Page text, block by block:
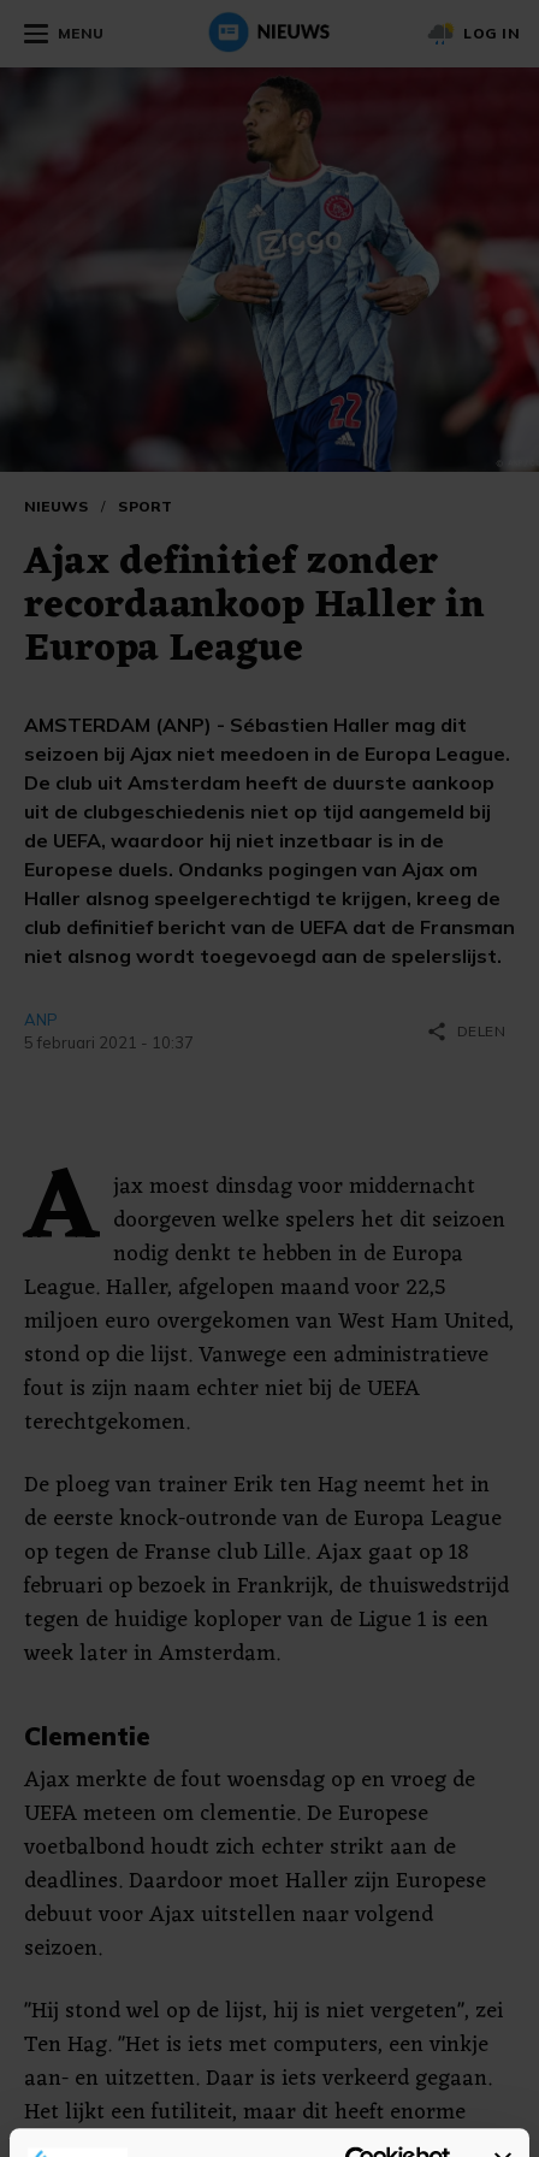
MENU LOG IN
NIEUWS / SPORT
Ajax definitief zonder
recordaankoop Haller in
Europa League
AMSTERDAM (ANP) - Sébastien Haller mag dit
seizoen bij Ajax niet meedoen in de Europa League.
De club uit Amsterdam heeft de duurste aankoop
uit de clubgeschiedenis niet op tijd aangemeld bij
de UEFA, waardoor hij niet inzetbaar is in de
Europese duels. Ondanks pogingen van Ajax om
Haller alsnog speelgerechtigd te krijgen, kreeg de
club definitief bericht van de UEFA dat de Fransman
niet alsnog wordt toegevoegd aan de spelerslijst.
ANP
5 februari 2021 - 10:37
share DELEN
A jax moest dinsdag voor middernacht
doorgeven welke spelers het dit seizoen
nodig denkt te hebben in de Europa
League. Haller, afgelopen maand voor 22,5
miljoen euro overgekomen van West Ham United,
stond op die lijst. Vanwege een administratieve
fout is zijn naam echter niet bij de UEFA
terechtgekomen.
De ploeg van trainer Erik ten Hag neemt het in
de eerste knock-outronde van de Europa League
op tegen de Franse club Lille. Ajax gaat op 18
februari op bezoek in Frankrijk, de thuiswedstrijd
tegen de huidige koploper van de Ligue 1 is een
week later in Amsterdam.
Clementie
Ajax merkte de fout woensdag op en vroeg de
UEFA meteen om clementie. De Europese
voetbalbond houdt zich echter strikt aan de
deadlines. Daardoor moet Haller zijn Europese
debuut voor Ajax uitstellen naar volgend
seizoen.
"Hij stond wel op de lijst, hij is niet vergeten", zei
Ten Hag. "Het is iets met computers, een vinkje
aan- en uitzetten. Daar is iets verkeerd gegaan.
Het lijkt een futiliteit, maar dit heeft enorme
consequenties. Het voelt ook als onrechtvaardig."